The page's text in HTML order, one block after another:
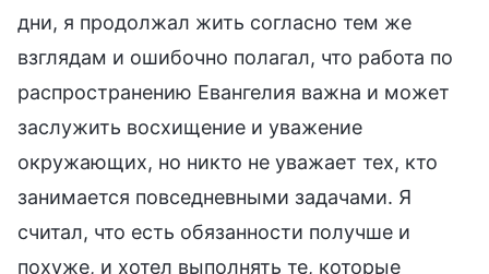
дни, я продолжал жить согласно тем же
взглядам и ошибочно полагал, что работа по
распространению Евангелия важна и может
заслужить восхищение и уважение
окружающих, но никто не уважает тех, кто
занимается повседневными задачами. Я
считал, что есть обязанности получше и
похуже, и хотел выполнять те, которые